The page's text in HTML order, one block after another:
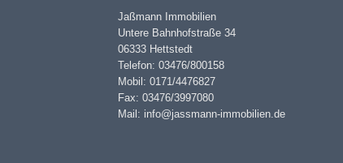
Jaßmann Immobilien
Untere Bahnhofstraße 34
06333 Hettstedt
Telefon: 03476/800158
Mobil: 0171/4476827
Fax: 03476/3997080
Mail: info@jassmann-immobilien.de